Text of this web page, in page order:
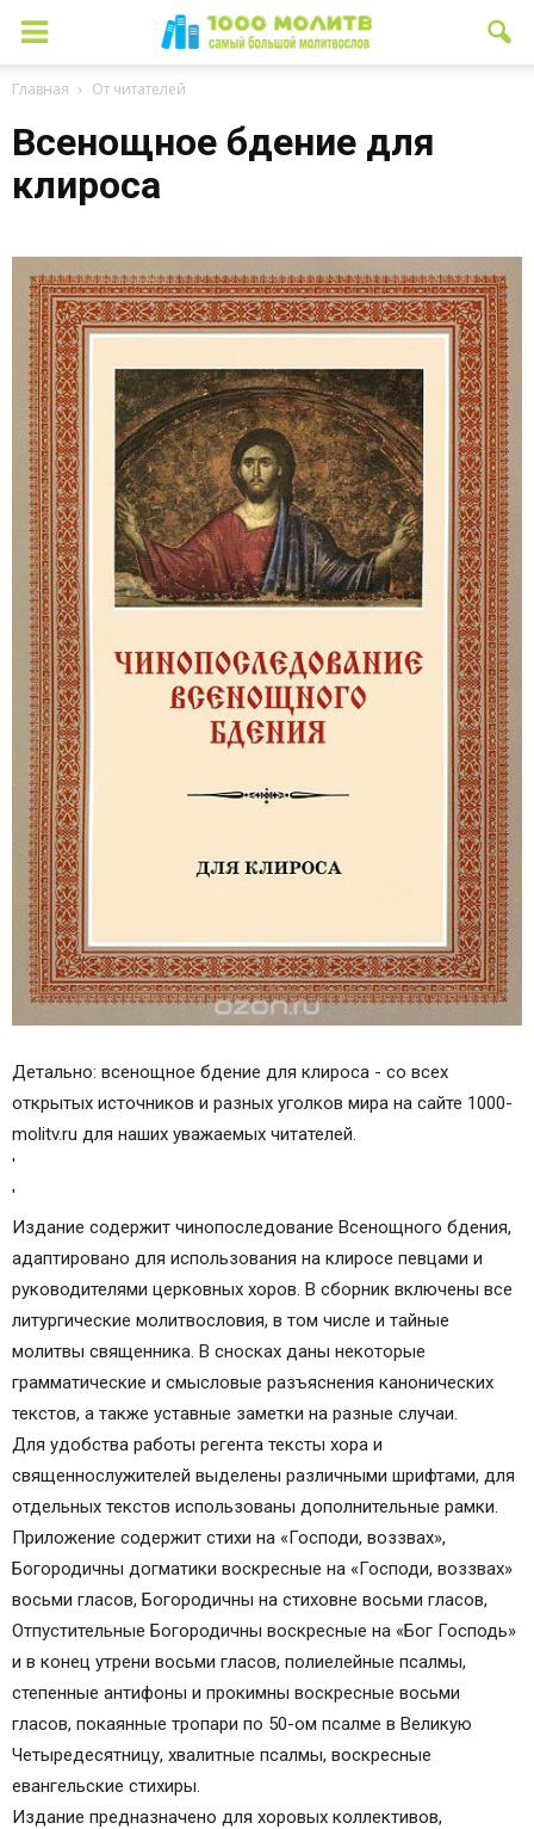
Главная От читателей
Всенощное бдение для
клироса
Детально: всенощное бдение для клироса - со всех
открытых источников и разных уголков мира на сайте 1000-
molitv.ru для наших уважаемых читателей.
'
'
Издание содержит чинопоследование Всенощного бдения,
адаптировано для использования на клиросе певцами и
руководителями церковных хоров. В сборник включены все
литургические молитвословия, в том числе и тайные
молитвы священника. В сносках даны некоторые
грамматические и смысловые разъяснения канонических
текстов, а также уставные заметки на разные случаи.
Для удобства работы регента тексты хора и
священнослужителей выделены различными шрифтами, для
отдельных текстов использованы дополнительные рамки.
Приложение содержит стихи на «Господи, воззвах»,
Богородичны догматики воскресные на «Господи, воззвах»
восьми гласов, Богородичны на стиховне восьми гласов,
Отпустительные Богородичны воскресные на «Бог Господь»
и в конец утрени восьми гласов, полиелейные псалмы,
степенные антифоны и прокимны воскресные восьми
гласов, покаянные тропари по 50-ом псалме в Великую
Четыредесятницу, хвалитные псалмы, воскресные
евангельские стихиры.
Издание предназначено для хоровых коллективов,